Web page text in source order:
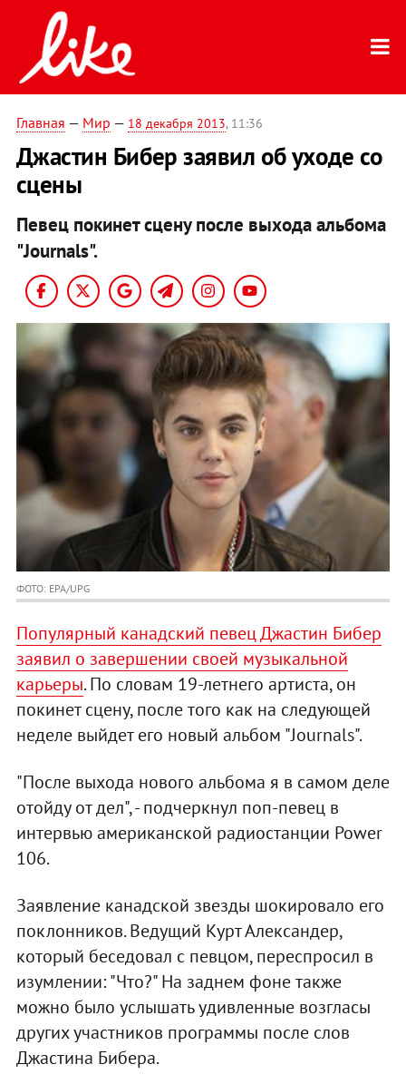
Главная — Мир — 18 декабря 2013, 11:36
Джастин Бибер заявил об уходе со
сцены
Певец покинет сцену после выхода альбома
"Journals".
ФОТО: EPA/UPG
Популярный канадский певец Джастин Бибер
заявил о завершении своей музыкальной
карьеры. По словам 19-летнего артиста, он
покинет сцену, после того как на следующей
неделе выйдет его новый альбом "Journals".
"После выхода нового альбома я в самом деле
отойду от дел", - подчеркнул поп-певец в
интервью американской радиостанции Power
106.
Заявление канадской звезды шокировало его
поклонников. Ведущий Курт Александер,
который беседовал с певцом, переспросил в
изумлении: "Что?" На заднем фоне также
можно было услышать удивленные возгласы
других участников программы после слов
Джастина Бибера.